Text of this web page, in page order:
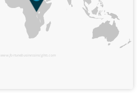
www.fortunebusinessinsights.com